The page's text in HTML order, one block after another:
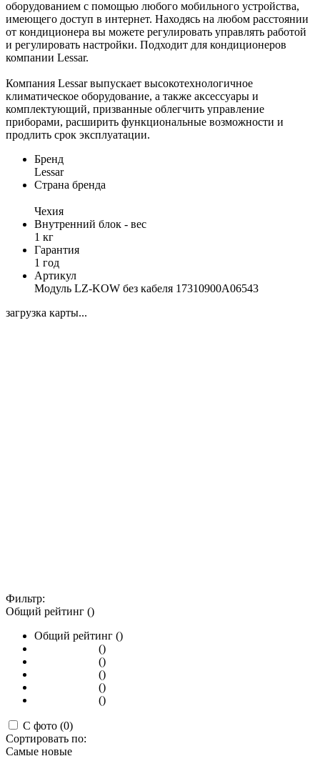
оборудованием с помощью любого мобильного устройства,
имеющего доступ в интернет. Находясь на любом расстоянии
от кондиционера вы можете регулировать управлять работой
и регулировать настройки. Подходит для кондиционеров
компании Lessar.
Компания Lessar выпускает высокотехнологичное
климатическое оборудование, а также аксессуары и
комплектующий, призванные облегчить управление
приборами, расширить функциональные возможности и
продлить срок эксплуатации.
Бренд
Lessar
Страна бренда
Чеxия
Внутренний блок - вес
1 кг
Гарантия
1 год
Артикул
Модуль LZ-KOW без кабеля 17310900A06543
загрузка карты...
Фильтр:
Общий рейтинг ()
Общий рейтинг ()
()
()
()
()
()
С фото (0)
Сортировать по:
Самые новые